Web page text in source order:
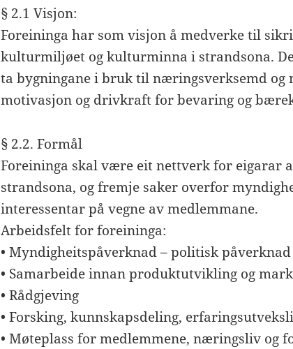
§ 2.1 Visjon:
Foreininga har som visjon å medverke til
kulturmiljøet og kulturminna i strandsona.
ta bygningane i bruk til næringsverksemd og
motivasjon og drivkraft for bevaring og
§ 2.2. Formål
Foreininga skal være eit nettverk for eigarar
strandsona, og fremje saker overfor
interessentar på vegne av medlemmane.
Arbeidsfelt for foreininga:
• Myndigheitspåverknad – politisk
• Samarbeide innan produktutvikling og
• Rådgjeving
• Forsking, kunnskapsdeling,
• Møteplass for medlemmene, næringsliv og